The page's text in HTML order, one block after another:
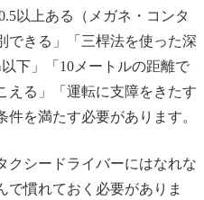
以上ある（メガネ・コンタ
できる」「三桿法を使った深
下」「10メートルの距離で
える」「運転に支障をきたす
を満たす必要があります。
クシードライバーにはなれな
で慣れておく必要がありま